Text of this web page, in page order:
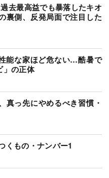
去最高益でも暴落したキオ
裏側、反発局面で注目した
能な家ほど危ない…酷暑で
」の正体
真っ先にやめるべき習慣・
くもの・ナンバー1